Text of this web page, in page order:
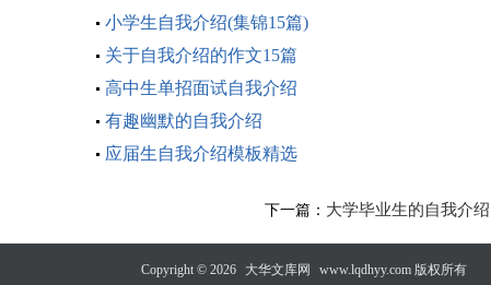
小学生自我介绍(集锦15篇)
关于自我介绍的作文15篇
高中生单招面试自我介绍
有趣幽默的自我介绍
应届生自我介绍模板精选
下一篇： 大学毕业生的自我介绍
Copyright © 2026 大华文库网 www.lqdhyy.com 版权所有